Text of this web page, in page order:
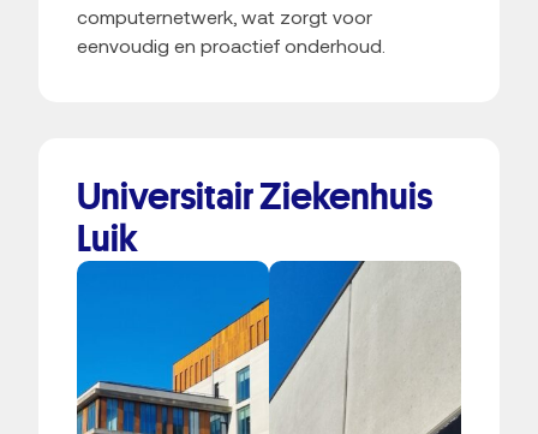
computernetwerk, wat zorgt voor
eenvoudig en proactief onderhoud.
Universitair Ziekenhuis
Luik